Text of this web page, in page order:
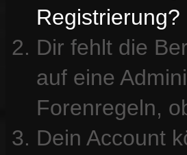
Registrierung?
Dir fehlt die
auf eine
Forenregeln,
Dein Account